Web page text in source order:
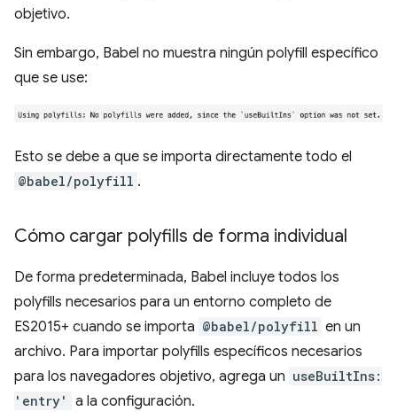
objetivo.
Sin embargo, Babel no muestra ningún polyfill específico
que se use:
Esto se debe a que se importa directamente todo el
@babel/polyfill .
Cómo cargar polyfills de forma individual
De forma predeterminada, Babel incluye todos los
polyfills necesarios para un entorno completo de
ES2015+ cuando se importa @babel/polyfill en un
archivo. Para importar polyfills específicos necesarios
para los navegadores objetivo, agrega un useBuiltIns:
'entry'
a la configuración.